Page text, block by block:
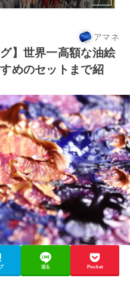
アマネ
】世界一高額な油絵
めのセットまで紹
送る Pocket